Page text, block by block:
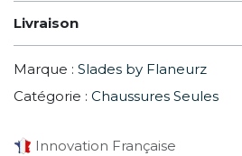
Livraison
Marque : Slades by Flaneurz
Catégorie : Chaussures Seules
Innovation Française